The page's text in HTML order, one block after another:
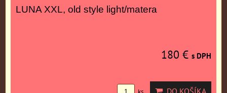
LUNA XXL, old style light/matera
180 € s DPH
DO KOŠÍKA